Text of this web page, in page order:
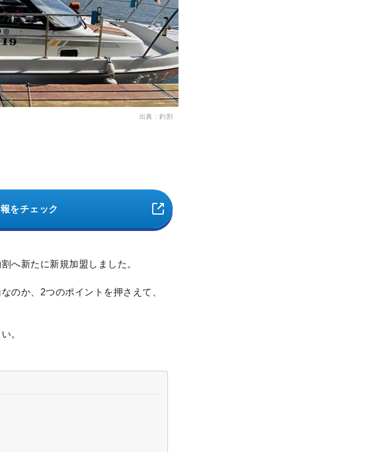
出典：釣割
をチェック
へ新たに新規加盟しました。
のか、2つのポイントを押さえて、
。